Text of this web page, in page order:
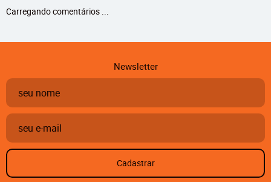
Carregando comentários ...
Newsletter
Cadastrar